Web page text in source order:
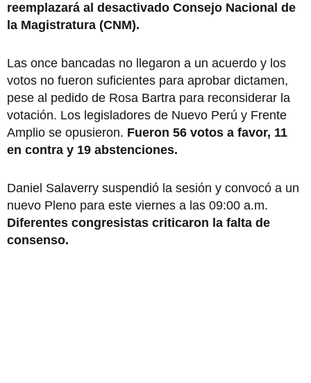
reemplazará al desactivado Consejo Nacional de
la Magistratura (CNM).
Las once bancadas no llegaron a un acuerdo y los
votos no fueron suficientes para aprobar dictamen,
pese al pedido de Rosa Bartra para reconsiderar la
votación. Los legisladores de Nuevo Perú y Frente
Amplio se opusieron. Fueron 56 votos a favor, 11
en contra y 19 abstenciones.
Daniel Salaverry suspendió la sesión y convocó a un
nuevo Pleno para este viernes a las 09:00 a.m.
Diferentes congresistas criticaron la falta de
consenso.